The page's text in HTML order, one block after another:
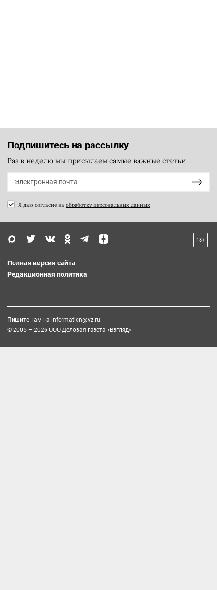
Подпишитесь на рассылку
Раз в неделю мы присылаем самые важные статьи
Я даю согласие на обработку персональных данных
18+
Полная версия сайта
Редакционная политика
Пишите нам на information@vz.ru
© 2005 — 2026 ООО Деловая газета «Взгляд»